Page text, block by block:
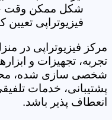
شکل ممکن وقت
فیزیوتراپی تعیین
مرکز فیزیوتراپی در
تجربه، تجهیزات و
شخصی سازی شده،
پشتیبانی، خدمات
انعطاف پذیر باشد.